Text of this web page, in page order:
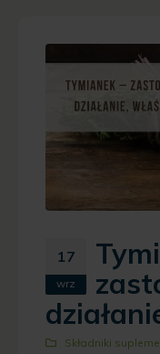
17
wrz
Składniki